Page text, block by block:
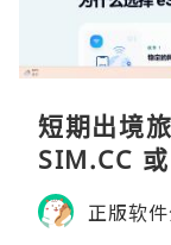
短期出境
SIM.CC
货。需要
打车、外
正版软